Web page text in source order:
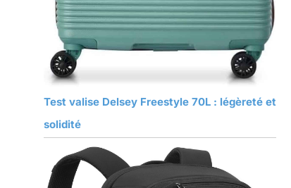
Test valise Delsey Freestyle 70L : légèreté et
solidité